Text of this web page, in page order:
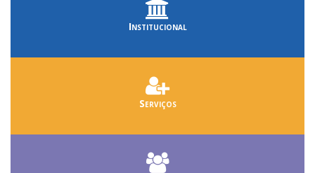
Institucional
Serviços